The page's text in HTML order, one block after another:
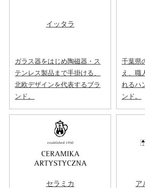
イッタラ
ガラス器をはじめ陶磁器・ス
テンレス製品まで手掛ける、
北欧デザインを代表するブラ
ンド。
千葉県
え、職
れるハ
ンド。
セラミカ ア